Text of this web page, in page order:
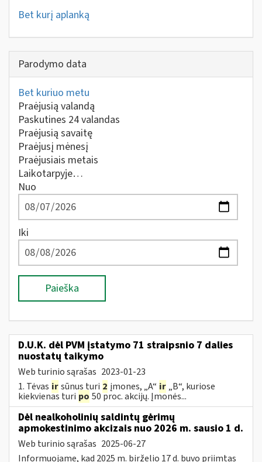
Bet kurį aplanką
Parodymo data
Bet kuriuo metu
Praėjusią valandą
Paskutines 24 valandas
Praėjusią savaitę
Praėjusį mėnesį
Praėjusiais metais
Laikotarpyje…
Nuo
Iki
Paieška
D.U.K. dėl PVM įstatymo 71 straipsnio 7 dalies
nuostatų taikymo
Web turinio sąrašas 2023-01-23
1. Tėvas irsūnus turi 2 įmones, „A“ ir„B“, kuriose
kiekvienas turi po 50 proc. akcijų. Įmonės...
Dėl nealkoholinių saldintų gėrimų
apmokestinimo akcizais nuo 2026 m. sausio 1 d.
Web turinio sąrašas 2025-06-27
Informuojame, kad 2025 m. birželio 17 d. buvo priimtas